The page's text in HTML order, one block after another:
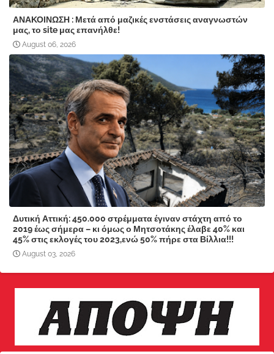
ΑΝΑΚΟΙΝΩΣΗ : Μετά από μαζικές ενστάσεις αναγνωστών
μας, το site μας επανήλθε!
August 06, 2026
Δυτική Αττική: 450.000 στρέμματα έγιναν στάχτη από το
2019 έως σήμερα – κι όμως ο Μητσοτάκης έλαβε 40% και
45% στις εκλογές του 2023,ενώ 50% πήρε στα Βίλλια!!!
August 03, 2026